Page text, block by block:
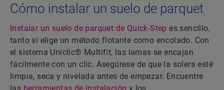
Cómo instalar un suelo de parquet
Instalar un suelo de parquet de Quick-Step es sencillo,
tanto si elige un método flotante como encolado. Con
el sistema Uniclic® Multifit, las lamas se encajan
fácilmente con un clic. Asegúrese de que la solera esté
limpia, seca y nivelada antes de empezar. Encuentre
las herramientas de instalación y los